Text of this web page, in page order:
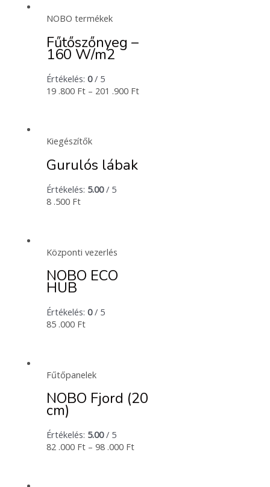
NOBO termékek
Fűtőszőnyeg –
160 W/m2
Értékelés:0/ 5
19 .800 Ft – 201 .900 Ft
Kiegészítők
Gurulós lábak
Értékelés: 5.00/ 5
8 .500 Ft
Központi vezerlés
NOBO ECO
HUB
Értékelés:0/ 5
85 .000 Ft
Fűtőpanelek
NOBO Fjord (20
cm)
Értékelés: 5.00/ 5
82 .000 Ft –98 .000 Ft